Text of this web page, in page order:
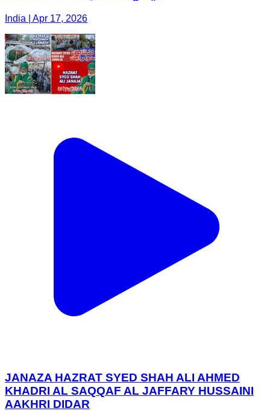
India | Apr 17, 2026
JANAZA HAZRAT SYED SHAH ALI AHMED
KHADRI AL SAQQAF AL JAFFARY HUSSAINI
AAKHRI DIDAR